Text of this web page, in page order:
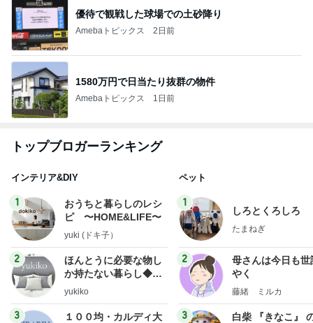
優待で観戦した球場での土砂降り
Amebaトピックス 2日前
1580万円で日当たり抜群の物件
Amebaトピックス 1日前
トップブロガーランキング
インテリア&DIY
1
おうちと暮らしのレシ
ピ 〜HOME&LIFE〜
yuki (ドキ子）
2
ほんとうに必要な物し
か持たない暮らし◆Ke
ep Life Simple◆〜イ
yukiko
3
１００均・カルディ大
ペット
1
しろとくろしろ
たまねぎ
2
母さんは今日も世
やく
藤緒 ミルカ
3
白柴 『きなこ』